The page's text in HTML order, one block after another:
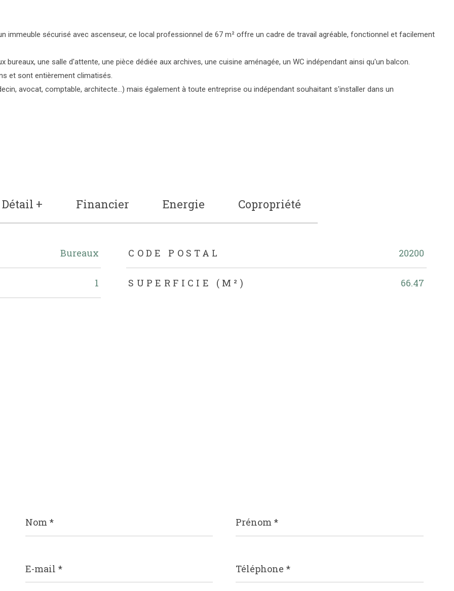
immeuble sécurisé avec ascenseur, ce local professionnel de 67 m² offre un cadre de travail agréable, fonctionnel et facilement
une salle d'attente, une pièce dédiée aux archives, une cuisine aménagée, un WC indépendant ainsi qu'un balcon.
et sont entièrement climatisés.
avocat, comptable, architecte...) mais également à toute entreprise ou indépendant souhaitant s'installer dans un
Détail + Financier Energie Copropriété
Bureaux CODE POSTAL 20200
1 SUPERFICIE (M²) 66.47
* *
mail
*
*